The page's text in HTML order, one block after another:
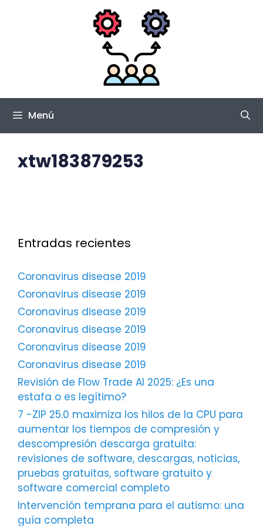
Menú
xtw183879253
Entradas recientes
Coronavirus disease 2019
Coronavirus disease 2019
Coronavirus disease 2019
Coronavirus disease 2019
Coronavirus disease 2019
Coronavirus disease 2019
Revisión de Flow Trade AI 2025: ¿Es una
estafa o es legítimo?
7 -ZIP 25.0 maximiza los hilos de la CPU para
aumentar los tiempos de compresión y
descompresión descarga gratuita:
revisiones de software, descargas, noticias,
pruebas gratuitas, software gratuito y
software comercial completo
Intervención temprana para el autismo: una
guía completa